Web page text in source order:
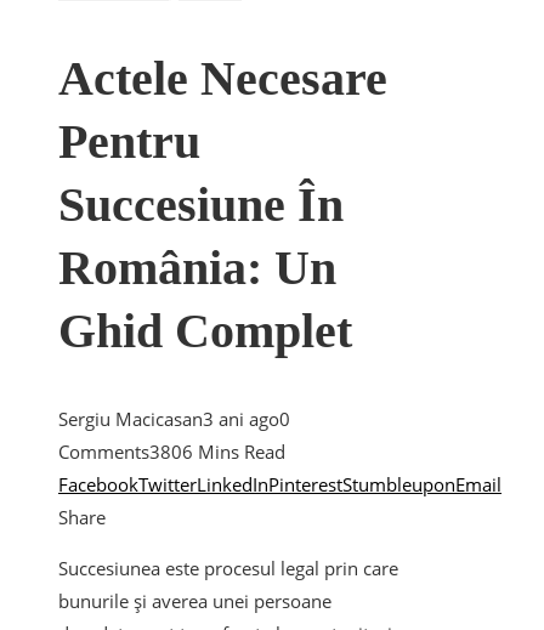
Actele Necesare
Pentru
Succesiune În
România: Un
Ghid Complet
Sergiu Macicasan3 ani ago0
Comments3806 Mins Read
FacebookTwitterLinkedInPinterestStumbleuponEmail
Share
Succesiunea este procesul legal prin care
bunurile și averea unei persoane